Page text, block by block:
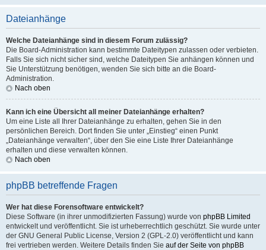
Dateianhänge
Welche Dateianhänge sind in diesem Forum zulässig?
Die Board-Administration kann bestimmte Dateitypen zulassen oder verbieten.
Falls Sie sich nicht sicher sind, welche Dateitypen Sie anhängen können und
Sie Unterstützung benötigen, wenden Sie sich bitte an die Board-
Administration.
Nach oben
Kann ich eine Übersicht all meiner Dateianhänge erhalten?
Um eine Liste all Ihrer Dateianhänge zu erhalten, gehen Sie in den
persönlichen Bereich. Dort finden Sie unter „Einstieg“ einen Punkt
„Dateianhänge verwalten“, über den Sie eine Liste Ihrer Dateianhänge
erhalten und diese verwalten können.
Nach oben
phpBB betreffende Fragen
Wer hat diese Forensoftware entwickelt?
Diese Software (in ihrer unmodifizierten Fassung) wurde von phpBB Limited
entwickelt und veröffentlicht. Sie ist urheberrechtlich geschützt. Sie wurde unter
der GNU General Public License, Version 2 (GPL-2.0) veröffentlicht und kann
frei vertrieben werden. Weitere Details finden Sie auf der Seite von phpBB